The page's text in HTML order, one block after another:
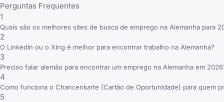
Perguntas Frequentes
1
Quais são os melhores sites de busca de emprego na Alemanha para
2
O LinkedIn ou o Xing é melhor para encontrar trabalho na Alemanha?
3
Preciso falar alemão para encontrar um emprego na Alemanha em
4
Como funciona o Chancenkarte (Cartão de Oportunidade) para quem
5